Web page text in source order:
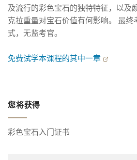
及流行的彩色宝石的独特特征，以及
克拉重量对宝石价值有何影响。 最终
式，无监考官。
免费试学本课程的其中一章
您将获得
彩色宝石入门证书